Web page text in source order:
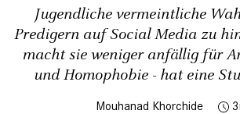
Jugendliche vermeintliche
Predigern auf Social Media zu
macht sie weniger anfällig für
und Homophobie - hat eine
Mouhanad Khorchide 3